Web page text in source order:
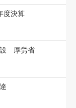
度決算
設 厚労省